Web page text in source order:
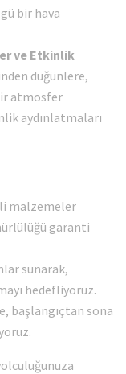
bir hava
ve Etkinlik
düğünlere,
atmosfer
aydınlatmaları
malzemeler
garanti
sunarak,
hedefliyoruz.
başlangıçtan sona